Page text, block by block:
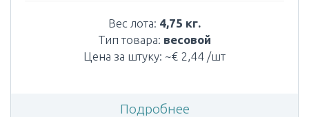
Вес лота: 4,75 кг.
Тип товара: весовой
Цена за штуку: ~€ 2,44 /шт
Подробнее